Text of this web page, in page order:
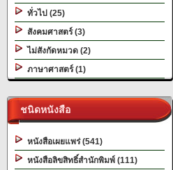
ทั่วไป (25)
สังคมศาสตร์ (3)
ไม่สังกัดหมวด (2)
ภาษาศาสตร์ (1)
ชนิดหนังสือ
หนังสือเผยแพร่ (541)
หนังสือลิขสิทธิ์สำนักพิมพ์ (111)